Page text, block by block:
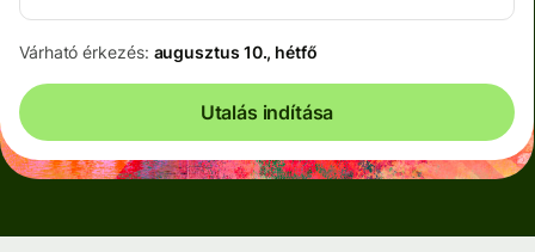
Várható érkezés: augusztus 10., hétfő
Utalás indítása